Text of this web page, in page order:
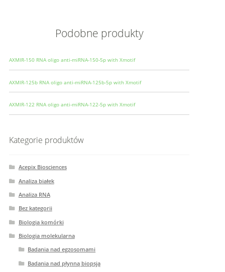
Podobne produkty
AXMIR-150 RNA oligo anti-miRNA-150-5p with Xmotif
AXMIR-125b RNA oligo anti-miRNA-125b-5p with Xmotif
AXMIR-122 RNA oligo anti-miRNA-122-5p with Xmotif
Kategorie produktów
Acepix Biosciences
Analiza białek
Analiza RNA
Bez kategorii
Biologia komórki
Biologia molekularna
Badania nad egzosomami
Badania nad płynną biopsją